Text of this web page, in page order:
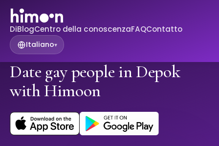
DiBlogCentro della conoscenzaFAQContatto
Italiano▾
Date gay people in Depok
with Himoon